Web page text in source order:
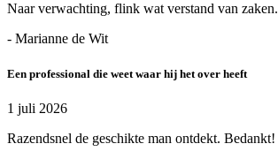
Naar verwachting, flink wat verstand van zaken.
- Marianne de Wit
Een professional die weet waar hij het over heeft
1 juli 2026
Razendsnel de geschikte man ontdekt. Bedankt!